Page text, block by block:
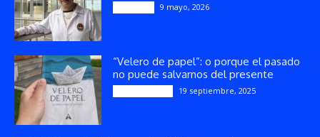
9 mayo, 2026
“Velero de papel”: o porque el pasado
no puede salvarnos del presente
19 septiembre, 2025